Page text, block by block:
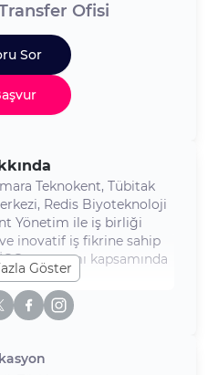
Ofisi
Sor
Teknokent, Tübitak
Redis Biyoteknoloji
Yönetim ile iş birliği
inovatif iş fikrine sahip
programı kapsamında
TTO, Gebze Teknik
hisse sahibi olduğu bir
2019 tarihinde tescil
liderlerini yetiştirmek,
için girişimcileri
Göster